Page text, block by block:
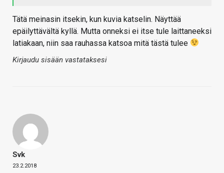
Tätä meinasin itsekin, kun kuvia katselin. Näyttää
epäilyttävältä kyllä. Mutta onneksi ei itse tule laittaneeksi
latiakaan, niin saa rauhassa katsoa mitä tästä tulee
Kirjaudu sisään vastataksesi
Svk
23.2.2018